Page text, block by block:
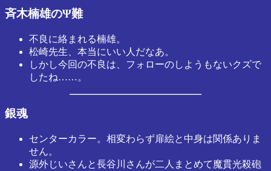
斉木楠雄のΨ難
不良に絡まれる楠雄。
松崎先生、本当にいい人だなあ。
しかし今回の不良は、フォローのしようもないクズで
したね……。
銀魂
センターカラー。相変わらず扉絵と中身は関係ありま
せん。
源外じいさんと長谷川さんが二人まとめて魔貫光殺砲